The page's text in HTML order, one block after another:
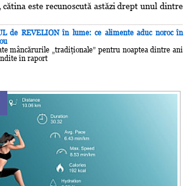
este recunoscută astăzi drept unul dintre
de REVELION în lume: ce alimente aduc noroc în
mâncărurile „tradiţionale” pentru noaptea dintre ani
în raport